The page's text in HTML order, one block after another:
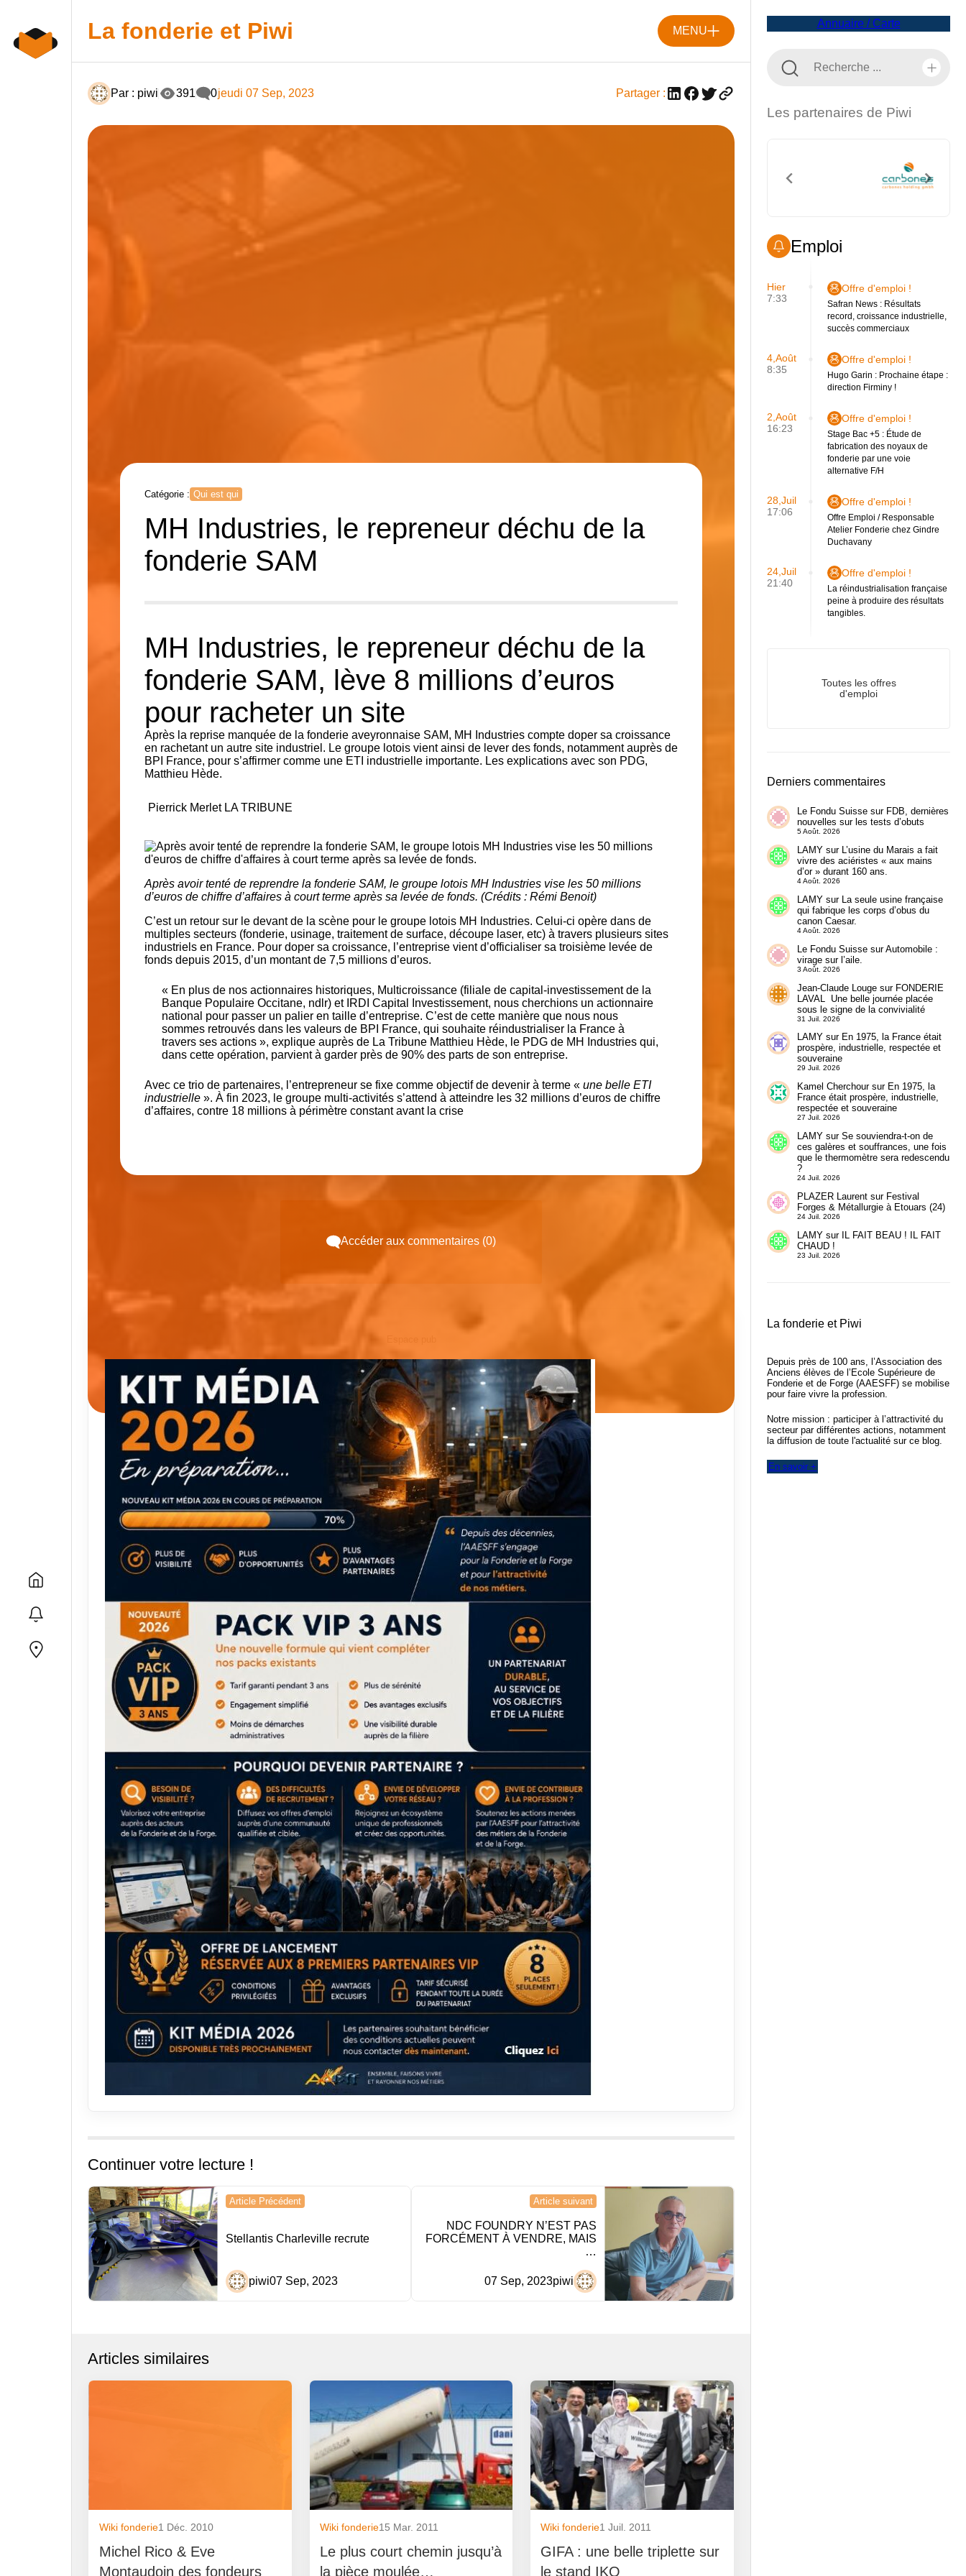
content
La fonderie et Piwi MENU
Par : piwi 391 0jeudi 07 Sep, 2023 Partager :
Catégorie : Qui est qui
MH Industries, le repreneur déchu de la
fonderie SAM
MH Industries, le repreneur déchu de la
fonderie SAM, lève 8 millions d’euros
pour racheter un site
Après la reprise manquée de la fonderie aveyronnaise SAM, MH Industries compte doper sa croissance
en rachetant un autre site industriel. Le groupe lotois vient ainsi de lever des fonds, notamment auprès de
BPI France, pour s’affirmer comme une ETI industrielle importante. Les explications avec son PDG,
Matthieu Hède.
Pierrick Merlet LA TRIBUNE
Après avoir tenté de reprendre la fonderie SAM, le groupe lotois MH Industries vise les 50 millions
d’euros de chiffre d’affaires à court terme après sa levée de fonds. (Crédits : Rémi Benoit)
C’est un retour sur le devant de la scène pour le groupe lotois MH Industries. Celui-ci opère dans de
multiples secteurs (fonderie, usinage, traitement de surface, découpe laser, etc) à travers plusieurs sites
industriels en France. Pour doper sa croissance, l’entreprise vient d’officialiser sa troisième levée de
fonds depuis 2015, d’un montant de 7,5 millions d’euros.
« En plus de nos actionnaires historiques, Multicroissance (filiale de capital-investissement de la
Banque Populaire Occitane, ndlr) et IRDI Capital Investissement, nous cherchions un actionnaire
national pour passer un palier en taille d’entreprise. C’est de cette manière que nous nous
sommes retrouvés dans les valeurs de BPI France, qui souhaite réindustrialiser la France à
travers ses actions », explique auprès de La Tribune Matthieu Hède, le PDG de MH Industries qui,
dans cette opération, parvient à garder près de 90% des parts de son entreprise.
Avec ce trio de partenaires, l’entrepreneur se fixe comme objectif de devenir à terme « une belle ETI
industrielle». À fin 2023, le groupe multi-activités s’attend à atteindre les 32 millions d’euros de chiffre
d’affaires, contre 18 millions à périmètre constant avant la crise
Accéder aux commentaires (0)
Continuer votre lecture !
Navigation
de
l’article
Article Précédent
Stellantis Charleville recrute
piwi07 Sep, 2023
Article suivant
NDC FOUNDRY N’EST PAS
FORCÉMENT À VENDRE, MAIS
…
piwi
07 Sep, 2023
Articles similaires
Wiki fonderie1 Déc. 2010
Michel Rico & Eve
Montaudoin des fondeurs
Wiki fonderie15 Mar. 2011
Le plus court chemin jusqu’à
la pièce moulée…
Wiki fonderie1 Juil. 2011
GIFA : une belle triplette sur
le stand IKO
Annuaire / Carte
Les partenaires de Piwi
Emploi
Hier
7:33
Offre d'emploi !
Safran News : Résultats
record, croissance industrielle,
succès commerciaux
4,Août
8:35
Offre d'emploi !
Hugo Garin : Prochaine étape :
direction Firminy !
2,Août
16:23
Offre d'emploi !
Stage Bac +5 : Étude de
fabrication des noyaux de
fonderie par une voie
alternative F/H
28,Juil
17:06
Offre d'emploi !
Offre Emploi / Responsable
Atelier Fonderie chez Gindre
Duchavany
24,Juil
21:40
Offre d'emploi !
La réindustrialisation française
peine à produire des résultats
tangibles.
Toutes les offres
d'emploi
Derniers commentaires
Le Fondu Suissesur FDB, dernières
nouvelles sur les tests d’obuts
5 Août. 2026
LAMYsur L’usine du Marais a fait
vivre des aciéristes « aux mains
d’or » durant 160 ans.
4 Août. 2026
LAMYsur La seule usine française
qui fabrique les corps d’obus du
canon Caesar.
4 Août. 2026
Le Fondu SuissesurAutomobile :
virage sur l’aile.
3 Août. 2026
Jean-Claude Lougesur FONDERIE
LAVAL Une belle journée placée
sous le signe de la convivialité
31 Juil. 2026
LAMYsur En 1975, la France était
prospère, industrielle, respectée et
souveraine
29 Juil. 2026
Kamel Cherchoursur En 1975, la
France était prospère, industrielle,
respectée et souveraine
27 Juil. 2026
LAMYsur Se souviendra-t-on de
ces galères et souffrances, une fois
que le thermomètre sera redescendu
?
24 Juil. 2026
PLAZER Laurentsur Festival
Forges & Métallurgie à Etouars (24)
24 Juil. 2026
LAMYsur IL FAIT BEAU ! IL FAIT
CHAUD !
23 Juil. 2026
La fonderie et Piwi
Depuis près de 100 ans, l’Association des
Anciens élèves de l’Ecole Supérieure de
Fonderie et de Forge (AAESFF) se mobilise
pour faire vivre la profession.
Notre mission : participer à l’attractivité du
secteur par différentes actions, notamment
la diffusion de toute l'actualité sur ce blog.
En savoir +